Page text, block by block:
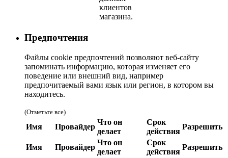
клиентов
магазина.
Предпочтения
Файлы cookie предпочтений позволяют веб-сайту
запоминать информацию, которая изменяет его
поведение или внешний вид, например
предпочитаемый вами язык или регион, в котором вы
находитесь.
(Отметьте все)
Имя Провайдер
Что он
делает
Срок
действия
Разрешить
Имя Провайдер
Что он
делает
Срок
действия
Разрешить